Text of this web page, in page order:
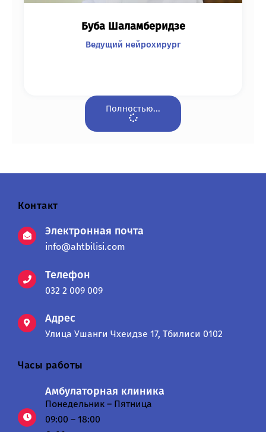
Буба Шаламберидзе
Ведущий нейрохирург
Полностью...
Контакт
Электронная почта
info@ahtbilisi.com
Телефон
032 2 009 009
Адрес
Улица Ушанги Чхеидзе 17, Тбилиси 0102
Часы работы
Амбулаторная клиника
Понедельник – Пятница
09:00 – 18:00